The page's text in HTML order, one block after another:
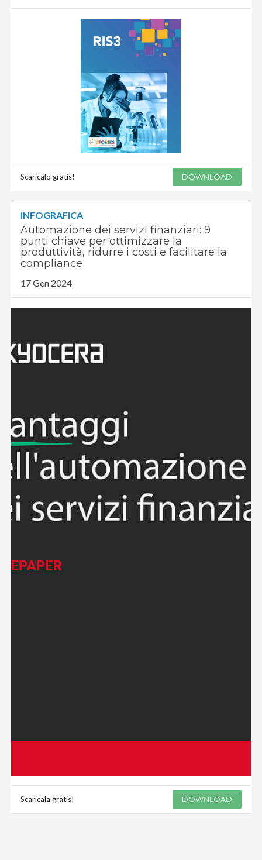
Scaricalo gratis! DOWNLOAD
INFOGRAFICA
Automazione dei servizi finanziari: 9
punti chiave per ottimizzare la
produttività, ridurre i costi e facilitare la
compliance
17 Gen 2024
Scaricala gratis! DOWNLOAD